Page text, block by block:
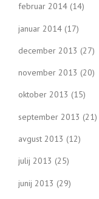
februar 2014 (14)
januar 2014 (17)
december 2013 (27)
november 2013 (20)
oktober 2013 (15)
september 2013 (21)
avgust 2013 (12)
julij 2013 (25)
junij 2013 (29)